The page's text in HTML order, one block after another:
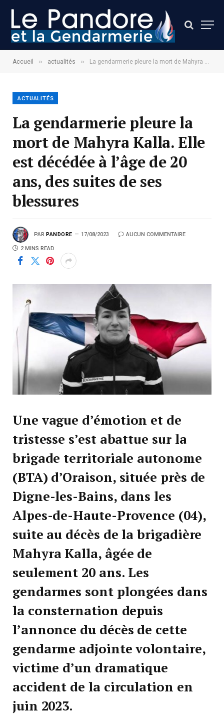
Accueil » actualités » La gendarmerie pleure la mort de Mahyra Kalla. Elle est décédée à l’âge de 20 ans, des suites de ses blessures
ACTUALITÉS
La gendarmerie pleure la
mort de Mahyra Kalla. Elle
est décédée à l’âge de 20
ans, des suites de ses
blessures
PAR PANDORE 17/08/2023 AUCUN COMMENTAIRE
2 MINS READ
Une vague d’émotion et de
tristesse s’est abattue sur la
brigade territoriale autonome
(BTA) d’Oraison, située près de
Digne-les-Bains, dans les
Alpes-de-Haute-Provence (04),
suite au décès de la brigadière
Mahyra Kalla, âgée de
seulement 20 ans. Les
gendarmes sont plongées dans
la consternation depuis
l’annonce du décès de cette
gendarme adjointe volontaire,
victime d’un dramatique
accident de la circulation en
juin 2023.